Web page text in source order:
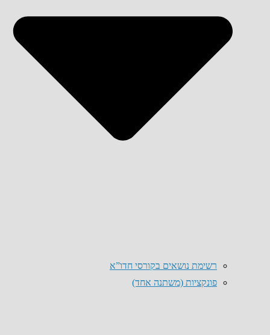
רשימת נושאים בקורסי חדו”א
פונקציות (משתנה אחד)